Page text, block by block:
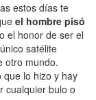
estos días te
el hombre pisó
el honor de ser el
satélite
otro mundo.
que lo hizo y hay
cualquier bulo o